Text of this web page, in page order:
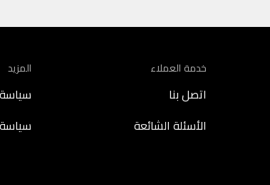
خدمة العملاء
اتصل بنا
الأسئلة الشائعة
المزيد
سياسة